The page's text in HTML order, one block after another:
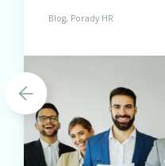
Blog Porady HR